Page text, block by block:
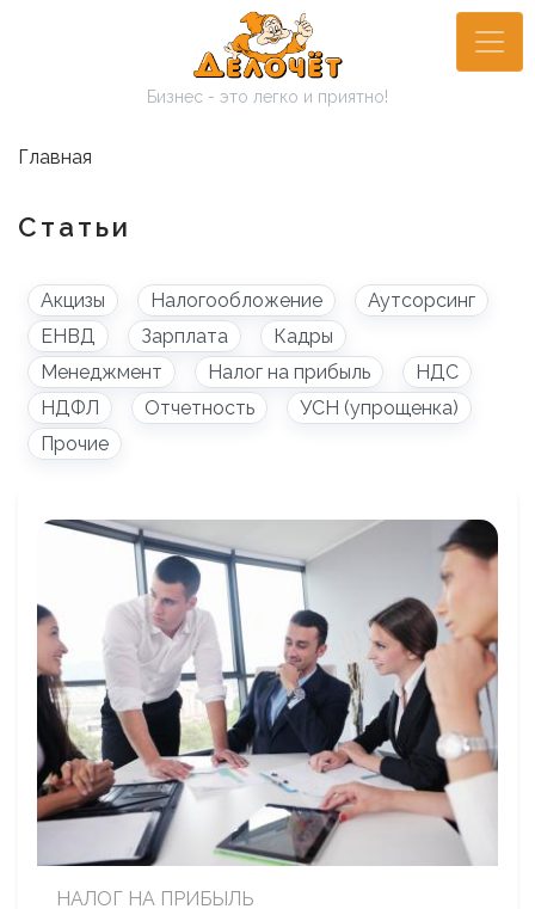
Бизнес - это легко и приятно!
Главная
Статьи
Акцизы Налогообложение
Аутсорсинг
ЕНВД
Зарплата
Кадры
Менеджмент
Налог на прибыль
НДС
НДФЛ
Отчетность
УСН (упрощенка)
Прочие
НАЛОГ НА ПРИБЫЛЬ